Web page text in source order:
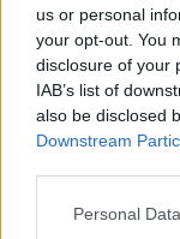
us or personal
your opt-out. You
disclosure of your
IAB’s list of
also be disclosed
Downstream
Personal